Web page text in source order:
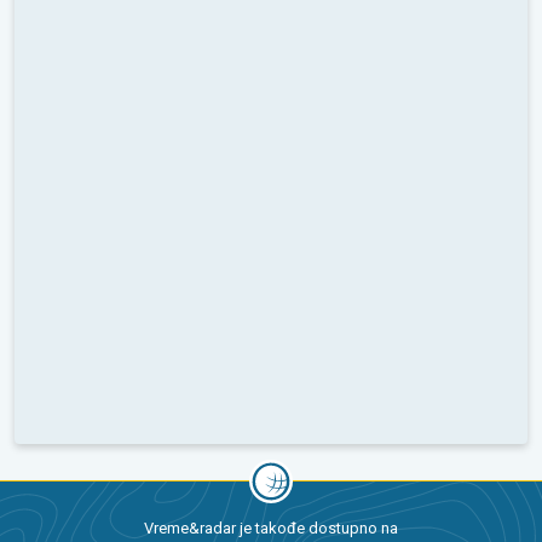
Vreme&radar je takođe dostupno na